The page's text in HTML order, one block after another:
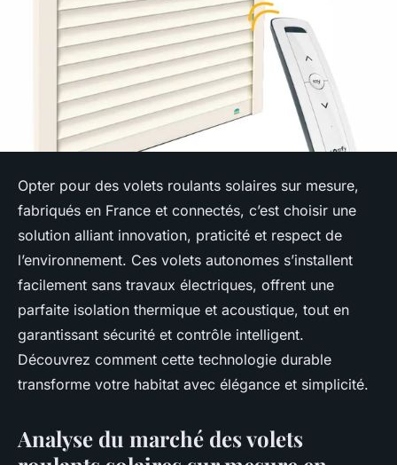
Opter pour des volets roulants solaires sur mesure,
fabriqués en France et connectés, c’est choisir une
solution alliant innovation, praticité et respect de
l’environnement. Ces volets autonomes s’installent
facilement sans travaux électriques, offrent une
parfaite isolation thermique et acoustique, tout en
garantissant sécurité et contrôle intelligent.
Découvrez comment cette technologie durable
transforme votre habitat avec élégance et simplicité.
Analyse du marché des volets